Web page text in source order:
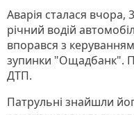
Аварія сталася вчора,
річний водій
впорався з
зупинки "Ощадбанк".
ДТП.
Патрульні знайшли